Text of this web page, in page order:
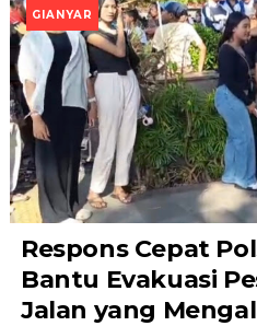
GIANYAR
Respons Cepat
Bantu Evakuasi
Jalan yang